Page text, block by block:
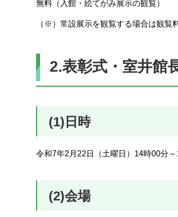
無料（入館・絵てがみ展示の観覧）
（※）常設展示を観覧する場合は観覧
2.表彰式・室井館
(1)日時
令和7年2月22日（土曜日）14時00分
(2)会場